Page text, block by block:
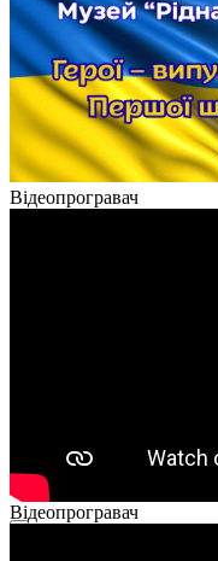
Відеопрогравач
Відеопрогравач